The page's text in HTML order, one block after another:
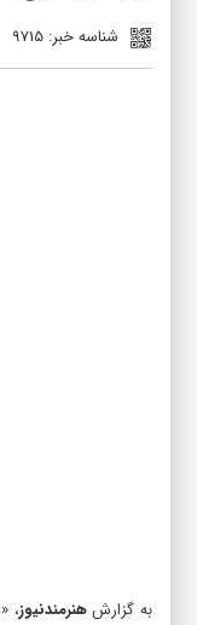
شناسه خبر: 9715
به گزارشهنرمندنیوز،